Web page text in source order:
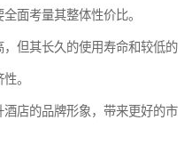
面考量其整体性价比。
但其长久的使用寿命和较低的
。
店的品牌形象，带来更好的市